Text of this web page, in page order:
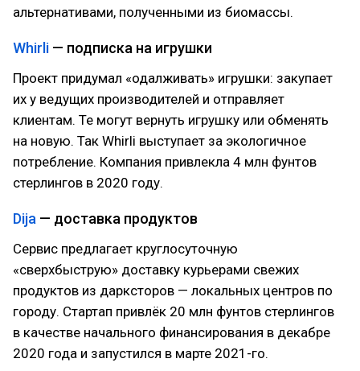
альтернативами, полученными из биомассы.
Whirli — подписка на игрушки
Проект придумал «одалживать» игрушки: закупает
их у ведущих производителей и отправляет
клиентам. Те могут вернуть игрушку или обменять
на новую. Так Whirli выступает за экологичное
потребление. Компания привлекла 4 млн фунтов
стерлингов в 2020 году.
Dija — доставка продуктов
Сервис предлагает круглосуточную
«сверхбыструю» доставку курьерами свежих
продуктов из дарксторов — локальных центров по
городу. Стартап привлёк 20 млн фунтов стерлингов
в качестве начального финансирования в декабре
2020 года и запустился в марте 2021-го.